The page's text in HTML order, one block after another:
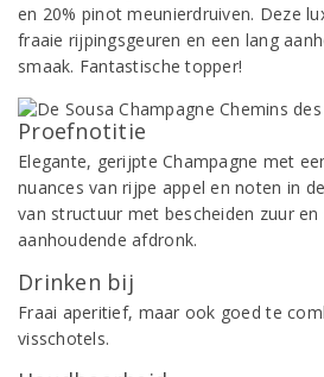
en 20% pinot meunierdruiven. Deze
fraaie rijpingsgeuren en een lang
smaak. Fantastische topper!
Proefnotitie
Elegante, gerijpte Champagne met
nuances van rijpe appel en noten in
van structuur met bescheiden zuur
aanhoudende afdronk.
Drinken bij
Fraai aperitief, maar ook goed te
visschotels.